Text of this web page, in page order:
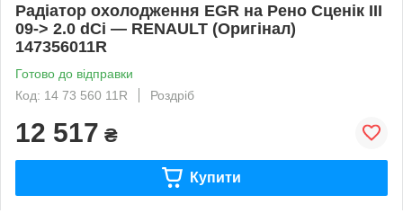
Радіатор охолодження EGR на Рено Сценік III
09-> 2.0 dCi — RENAULT (Оригінал)
147356011R
Готово до відправки
Код: 14 73 560 11R
Роздріб
12 517 ₴
Купити